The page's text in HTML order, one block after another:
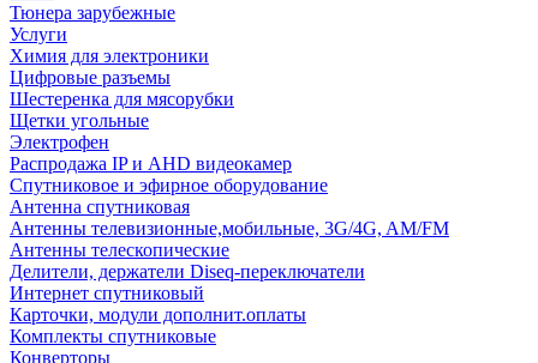
Тюнера зарубежные
Услуги
Химия для электроники
Цифровые разъемы
Шестеренка для мясорубки
Щетки угольные
Электрофен
Распродажа IP и AHD видеокамер
Спутниковое и эфирное оборудование
Антенна спутниковая
Антенны телевизионные,мобильные, 3G/4G, AM/FM
Антенны телескопические
Делители, держатели Diseq-переключатели
Интернет спутниковый
Карточки, модули дополнит.оплаты
Комплекты спутниковые
Конверторы